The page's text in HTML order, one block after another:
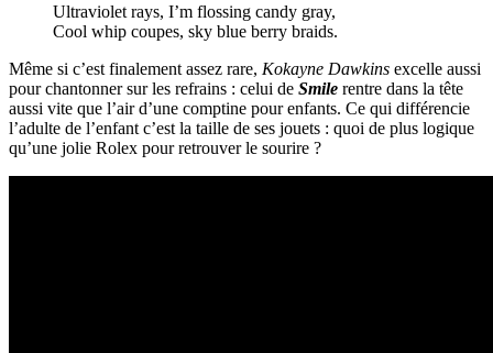
Ultraviolet rays, I’m flossing candy gray,
Cool whip coupes, sky blue berry braids.
Même si c’est finalement assez rare, Kokayne Dawkins excelle aussi
pour chantonner sur les refrains : celui de Smile rentre dans la tête
aussi vite que l’air d’une comptine pour enfants. Ce qui différencie
l’adulte de l’enfant c’est la taille de ses jouets : quoi de plus logique
qu’une jolie Rolex pour retrouver le sourire ?